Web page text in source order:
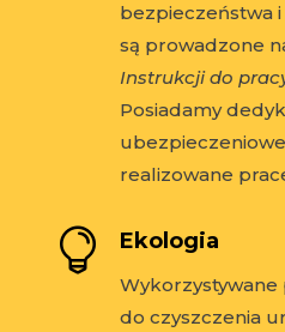
bezpieczeństwa i
są prowadzone
Instrukcji do
Posiadamy
realizowane
 Ekologia
do czyszczenia